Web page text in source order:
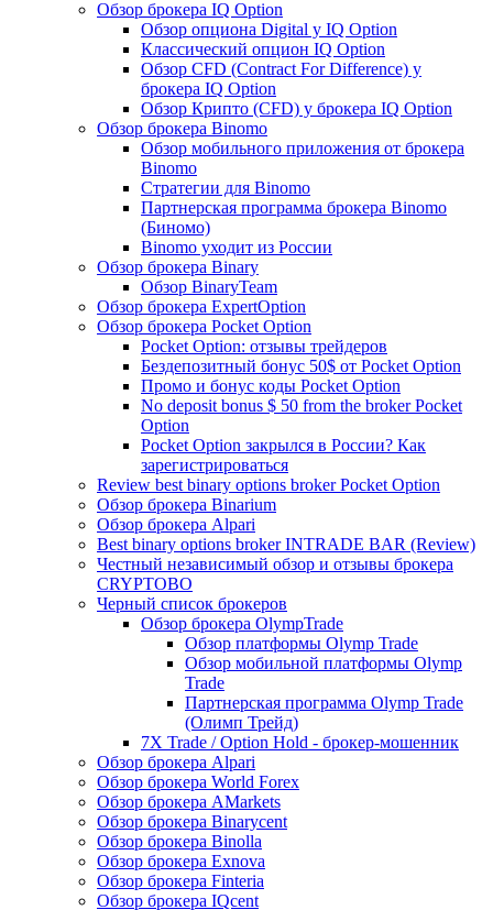
Обзор брокера IQ Option
Обзор опциона Digital у IQ Option
Классический опцион IQ Option
Обзор CFD (Contract For Difference) у
брокера IQ Option
Обзор Крипто (CFD) у брокера IQ Option
Обзор брокера Binomo
Обзор мобильного приложения от брокера
Binomo
Стратегии для Binomo
Партнерская программа брокера Binomo
(Биномо)
Binomo уходит из России
Обзор брокера Binary
Обзор BinaryTeam
Обзор брокера ExpertOption
Обзор брокера Pocket Option
Pocket Option: отзывы трейдеров
Бездепозитный бонус 50$ от Pocket Option
Промо и бонус коды Pocket Option
No deposit bonus $ 50 from the broker Pocket
Option
Pocket Option закрылся в России? Как
зарегистрироваться
Review best binary options broker Pocket Option
Обзор брокера Binarium
Обзор брокера Alpari
Best binary options broker INTRADE BAR (Review)
Честный независимый обзор и отзывы брокера
CRYPTOBO
Черный список брокеров
Обзор брокера OlympTrade
Обзор платформы Olymp Trade
Обзор мобильной платформы Olymp
Trade
Партнерская программа Olymp Trade
(Олимп Трейд)
7X Trade / Option Hold - брокер-мошенник
Обзор брокера Alpari
Обзор брокера World Forex
Обзор брокера AMarkets
Обзор брокера Binarycent
Обзор брокера Binolla
Обзор брокера Exnova
Обзор брокера Finteria
Обзор брокера IQcent